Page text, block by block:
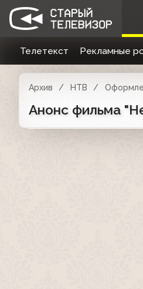
Телетекст Рекламные
Архив НТВ
Анонс фильма